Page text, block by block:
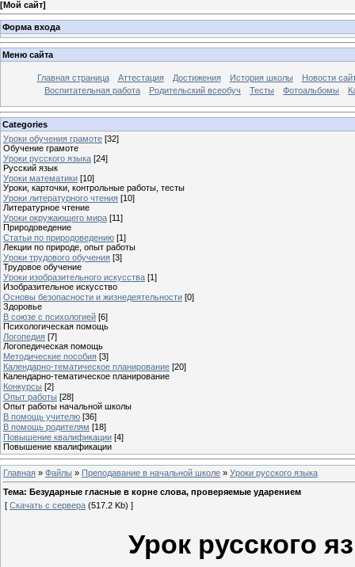
[Мой сайт]
Форма входа
Меню сайта
Главная страница Аттестация Достижения История школы
Новости
Воспитательная работа
Родительский всеобуч Тесты Фотоальбомы
Categories
Уроки обучения грамоте [32]
Обучение грамоте
Уроки русского языка [24]
Русский язык
Уроки математики [10]
Уроки, карточки, контрольные работы, тесты
Уроки литературного чтения [10]
Литературное чтение
Уроки окружающего мира [11]
Природоведение
Статьи по природоведению [1]
Лекции по природе, опыт работы
Уроки трудового обучения [3]
Трудовое обучение
Уроки изобразительного искусства [1]
Изобразительное искусство
Основы безопасности и жизнедеятельности [0]
Здоровье
В союзе с психологией [6]
Психологическая помощь
Логопедия [7]
Логопедическая помощь
Методические пособия [3]
Календарно-тематическое планирование [20]
Календарно-тематическое планирование
Конкурсы [2]
Опыт работы [28]
Опыт работы начальной школы
В помощь учителю [36]
В помощь родителям [18]
Повышение квалификации [4]
Повышение квалификации
Главная » Файлы » Преподавание в начальной школе » Уроки русского языка
Тема: Безударные гласные в корне слова, проверяемые ударением
[ Скачать с сервера (517.2 Kb) ]
Урок русского